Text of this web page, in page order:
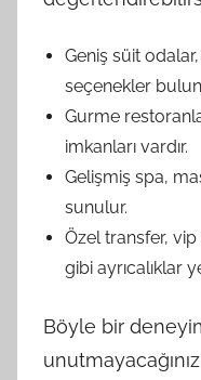
Geniş süit
seçenekler
Gurme
imkanları vardır.
Gelişmiş spa,
sunulur.
Özel transfer,
gibi ayrıcalıklar
Böyle bir